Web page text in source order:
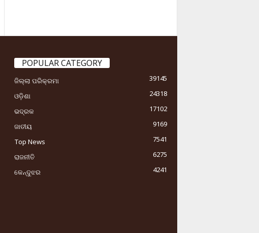
POPULAR CATEGORY
ଜିଲ୍ଲା ପରିକ୍ରମା
39145
ଓଡ଼ିଶା
24318
ଭଦ୍ରକ
17102
ଜାତୀୟ
9169
Top News
7541
ରାଜନୀତି
6275
କେନ୍ଦୁଝର
4241